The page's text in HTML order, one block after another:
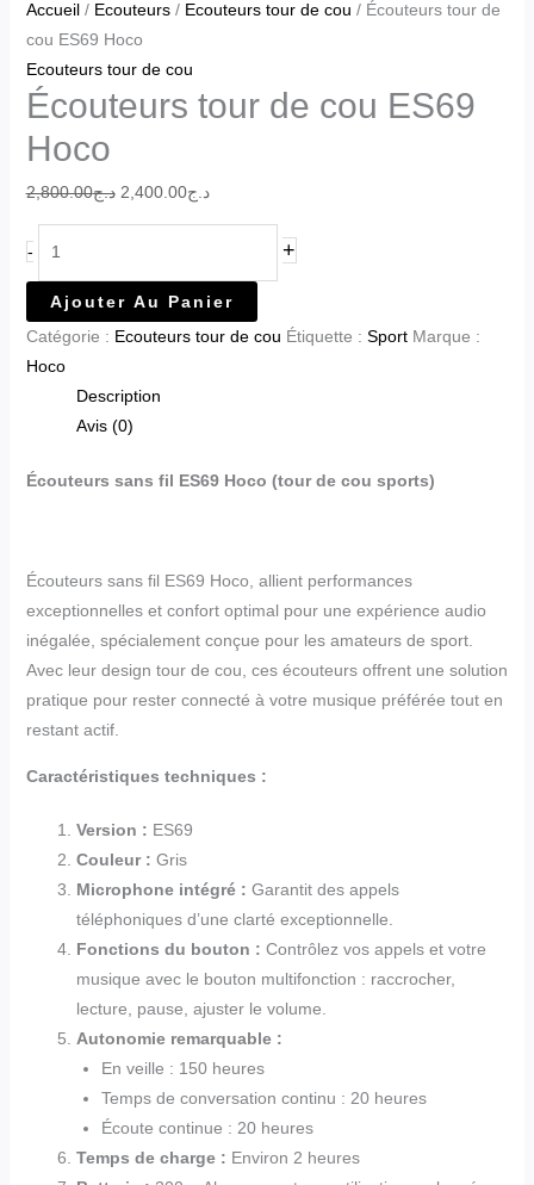
Accueil/ Ecouteurs/ Ecouteurs tour de cou / Écouteurs tour de
cou ES69 Hoco
Ecouteurs tour de cou
Écouteurs tour de cou ES69
Hoco
د.ج2,800.00 د.ج2,400.00
- +
Ajouter Au Panier
Catégorie : Ecouteurs tour de cou Étiquette : Sport Marque :
Hoco
Description
Avis (0)
Écouteurs sans fil ES69 Hoco (tour de cou sports)
Écouteurs sans fil ES69 Hoco, allient performances
exceptionnelles et confort optimal pour une expérience audio
inégalée, spécialement conçue pour les amateurs de sport.
Avec leur design tour de cou, ces écouteurs offrent une solution
pratique pour rester connecté à votre musique préférée tout en
restant actif.
Caractéristiques techniques :
Version : ES69
Couleur : Gris
Microphone intégré : Garantit des appels
téléphoniques d’une clarté exceptionnelle.
Fonctions du bouton : Contrôlez vos appels et votre
musique avec le bouton multifonction : raccrocher,
lecture, pause, ajuster le volume.
Autonomie remarquable :
En veille : 150 heures
Temps de conversation continu : 20 heures
Écoute continue : 20 heures
Temps de charge : Environ 2 heures